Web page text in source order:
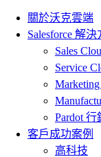
關於沃克雲端
Salesforce 解決
Sales
Service
Pardot
客戶成功案例
高科技